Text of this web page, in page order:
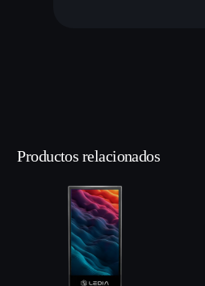
Productos relacionados